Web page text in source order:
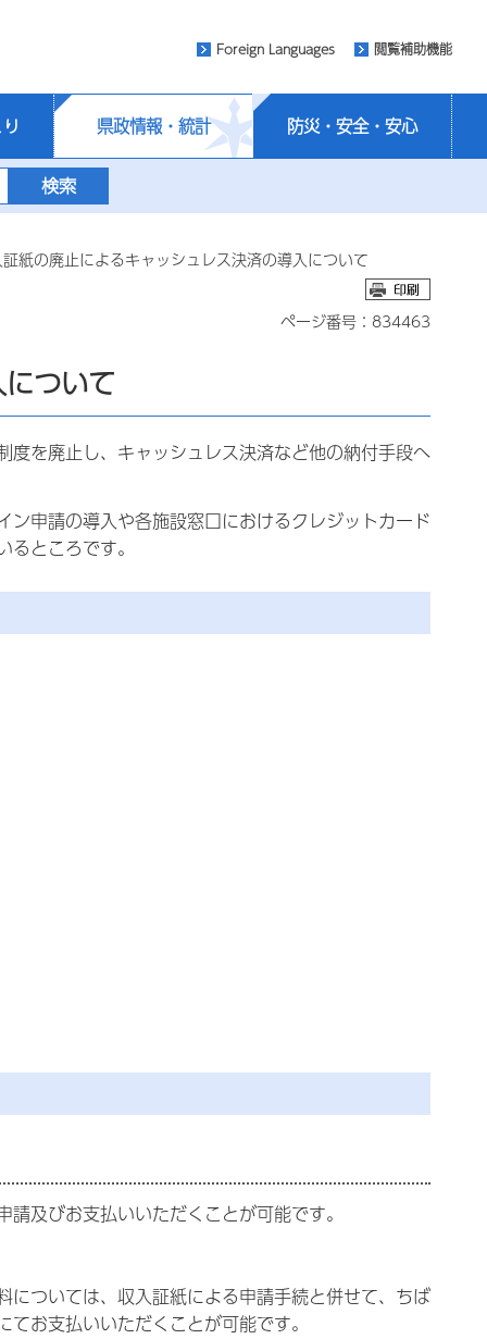
Foreign Languages 閲覧補助機能
県政情報・統計 防災・安全・安心
紙の廃止によるキャッシュレス決済の導入について
ページ番号：834463
ついて
を廃止し、キャッシュレス決済など他の納付手段へ
申請の導入や各施設窓口におけるクレジットカード
ところです。
及びお支払いいただくことが可能です。
ついては、収入証紙による申請手続と併せて、ちば
お支払いいただくことが可能です。